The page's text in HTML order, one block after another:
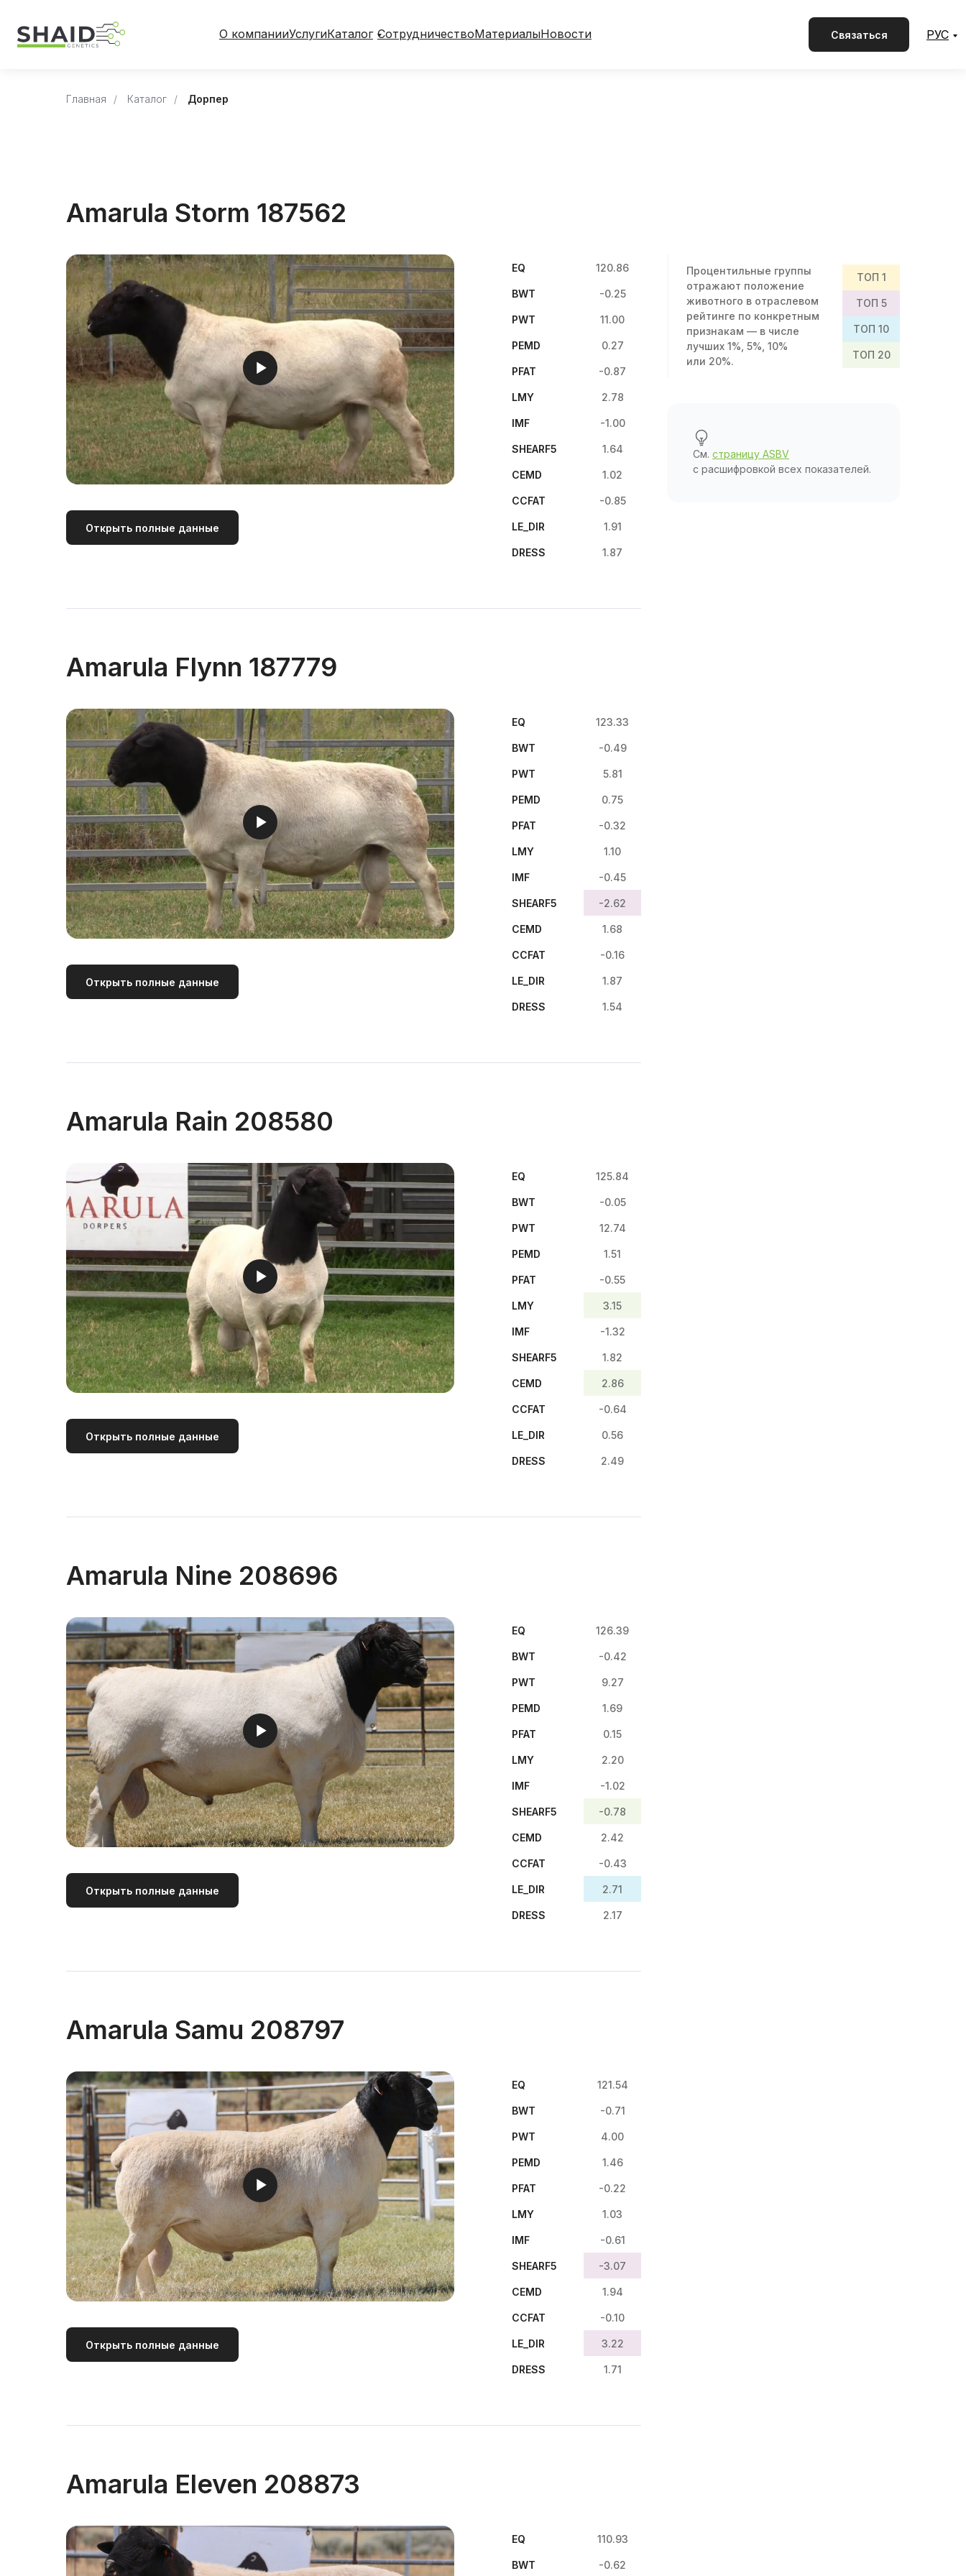
РУС
Связаться
О компанииУслугиКаталог СотрудничествоМатериалыНовости
Главная / Каталог / Дорпер
Amarula Storm 187562
Процентильные группы
отражают положение
животного в отраслевом
рейтинге по конкретным
признакам — в числе
лучших 1%, 5%, 10%
или 20%.
TOП 1
TOП 5
TOП 10
TOП 20
См. страницу ASBV
с расшифровкой всех показателей.
Открыть полные данные
-1.00
1.64
1.02
-0.85
1.91
1.87
120.86
-0.25
11.00
0.27
-0.87
2.78
IMF
SHEARF5
CEMD
CCFAT
LE_DIR
DRESS
EQ
BWT
PWT
PEMD
PFAT
LMY
Amarula Flynn 187779
Открыть полные данные
-0.45
-2.62
1.68
-0.16
1.87
1.54
123.33
-0.49
5.81
0.75
-0.32
1.10
IMF
SHEARF5
CEMD
CCFAT
LE_DIR
DRESS
EQ
BWT
PWT
PEMD
PFAT
LMY
Amarula Rain 208580
Открыть полные данные
-1.32
1.82
2.86
-0.64
0.56
2.49
125.84
-0.05
12.74
1.51
-0.55
3.15
IMF
SHEARF5
CEMD
CCFAT
LE_DIR
DRESS
EQ
BWT
PWT
PEMD
PFAT
LMY
Amarula Nine 208696
Открыть полные данные
-1.02
-0.78
2.42
-0.43
2.71
2.17
126.39
-0.42
9.27
1.69
0.15
2.20
IMF
SHEARF5
CEMD
CCFAT
LE_DIR
DRESS
EQ
BWT
PWT
PEMD
PFAT
LMY
Amarula Samu 208797
Открыть полные данные
-0.61
-3.07
1.94
-0.10
3.22
1.71
121.54
-0.71
4.00
1.46
-0.22
1.03
IMF
SHEARF5
CEMD
CCFAT
LE_DIR
DRESS
EQ
BWT
PWT
PEMD
PFAT
LMY
Amarula Eleven 208873
110.93
-0.62
EQ
BWT